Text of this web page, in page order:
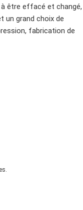
être effacé et changé,
un grand choix de
fabrication de